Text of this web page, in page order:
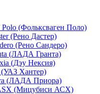
(Фольксваген Поло)
(Рено Дастер)
(Рено Сандеро)
(ЛАДА Гранта)
(Дэу Нексия)
Хантер)
(ЛАДА Приора)
(Мицубиси АСХ)